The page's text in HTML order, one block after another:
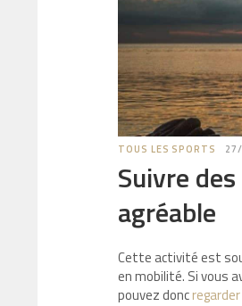
TOUS LES SPORTS
Suivre
agréable
Cette activité est
en mobilité. Si vous
pouvez donc